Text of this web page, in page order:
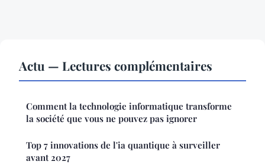
Actu — Lectures complémentaires
Comment la technologie informatique transforme
la société que vous ne pouvez pas ignorer
Top 7 innovations de l'ia quantique à surveiller
avant 2027